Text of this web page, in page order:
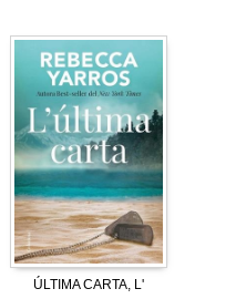
ÚLTIMA CARTA, L'